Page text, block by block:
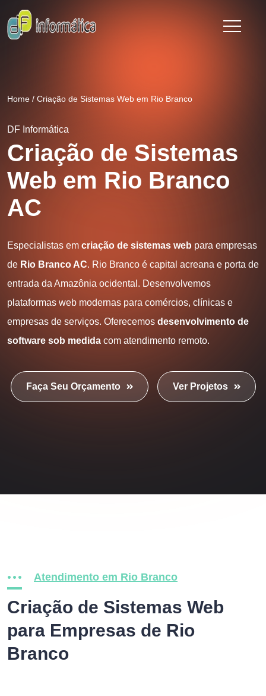
Home / Criação de Sistemas Web em Rio Branco
DF Informática
Criação de Sistemas
Web em Rio Branco
AC
Especialistas em criação de sistemas web para empresas
de Rio Branco AC. Rio Branco é capital acreana e porta de
entrada da Amazônia ocidental. Desenvolvemos
plataformas web modernas para comércios, clínicas e
empresas de serviços. Oferecemos desenvolvimento de
software sob medida com atendimento remoto.
Faça Seu Orçamento Ver Projetos
Atendimento em Rio Branco
Criação de Sistemas Web
para Empresas de Rio
Branco